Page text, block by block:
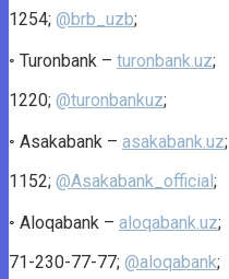
1254; @brb_uzb;
◦ Turonbank – turonbank.uz;
1220; @turonbankuz;
◦ Asakabank – asakabank.uz;
1152; @Asakabank_official;
◦ Aloqabank – aloqabank.uz;
71-230-77-77; @aloqabank;